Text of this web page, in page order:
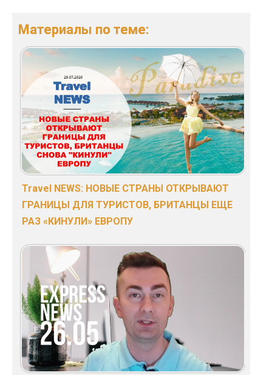
Материалы по теме:
Travel NEWS: НОВЫЕ СТРАНЫ ОТКРЫВАЮТ
ГРАНИЦЫ ДЛЯ ТУРИСТОВ, БРИТАНЦЫ ЕЩЕ
РАЗ «КИНУЛИ» ЕВРОПУ